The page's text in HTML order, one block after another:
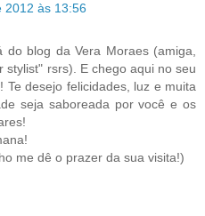
2012 às 13:56
do blog da Vera Moraes (amiga,
stylist" rsrs). E chego aqui no seu
Te desejo felicidades, luz e muita
seja saboreada por você e os
me dê o prazer da sua visita!)